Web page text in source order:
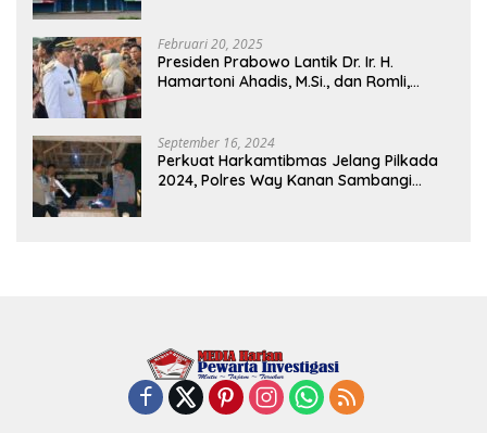
Februari 20, 2025
Presiden Prabowo Lantik Dr. Ir. H.
Hamartoni Ahadis, M.Si., dan Romli,
2025-2030 Di Istana Negara
September 16, 2024
Perkuat Harkamtibmas Jelang Pilkada
2024, Polres Way Kanan Sambangi